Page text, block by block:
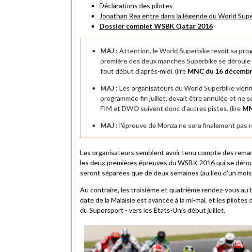
Déclarations des pilotes
Jonathan Rea entre dans la légende du World
Dossier complet WSBK Qatar 2016
MAJ : Attention, le World Superbike revoit sa
première des deux manches Superbike se
tout début d'après-midi. (lire MNC du 16
MAJ : Les organisateurs du World Superbike
programmée fin juillet, devait être annulée et ne
FIM et DWO suivent donc d'autres pistes. (lire
MAJ : l'épreuve de Monza ne sera finalement pas
Les organisateurs semblent avoir tenu compte des
les deux premières épreuves du WSBK 2016 qui se
seront séparées que de deux semaines (au lieu d'un
Au contraire, les troisième et quatrième rendez-vous au
date de la Malaisie est avancée à la mi-mai, et les
du Supersport - vers les États-Unis début juillet.